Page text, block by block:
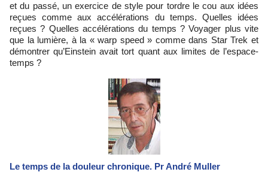
et du passé, un exercice de style pour tordre le cou aux idées
reçues comme aux accélérations du temps. Quelles idées
reçues ? Quelles accélérations du temps ? Voyager plus vite
que la lumière, à la « warp speed » comme dans Star Trek et
démontrer qu’Einstein avait tort quant aux limites de l’espace-
temps ?
Le temps de la douleur chronique. Pr André Muller